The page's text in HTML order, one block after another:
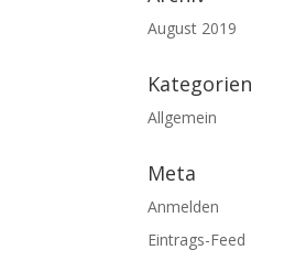
August 2019
Kategorien
Allgemein
Meta
Anmelden
Eintrags-Feed